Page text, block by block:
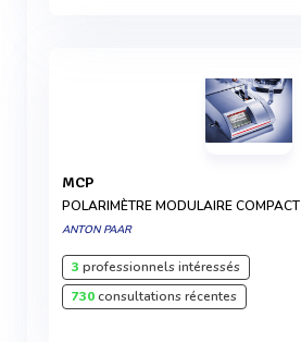
MCP
POLARIMÈTRE MODULAIRE COMPACT
ANTON PAAR
3 professionnels intéressés
730consultations récentes